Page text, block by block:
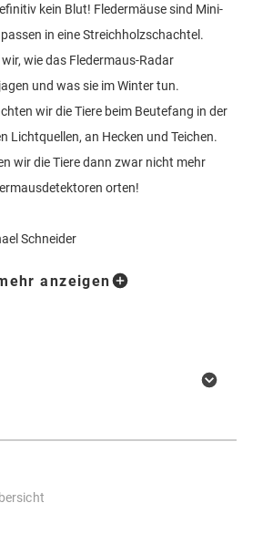
kein Blut! Fledermäuse sind Mini-
in eine Streichholzschachtel.
wie das Fledermaus-Radar
und was sie im Winter tun.
wir die Tiere beim Beutefang in der
Lichtquellen, an Hecken und Teichen.
wir die Tiere dann zwar nicht mehr
orten!
Schneider
8988-880
anzeigen